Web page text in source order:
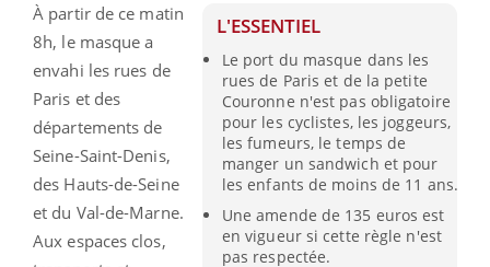
L'ESSENTIEL
Le port du masque dans les
rues de Paris et de la petite
Couronne n'est pas obligatoire
pour les cyclistes, les joggeurs,
les fumeurs, le temps de
manger un sandwich et pour
les enfants de moins de 11 ans.
Une amende de 135 euros est
en vigueur si cette règle n'est
pas respectée.
À partir de ce matin
8h, le masque a
envahi les rues de
Paris et des
départements de
Seine-Saint-Denis,
des Hauts-de-Seine
et du Val-de-Marne.
Aux espaces clos,